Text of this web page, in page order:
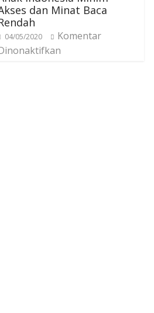
dan Minat Baca
04/05/2020
Komentar